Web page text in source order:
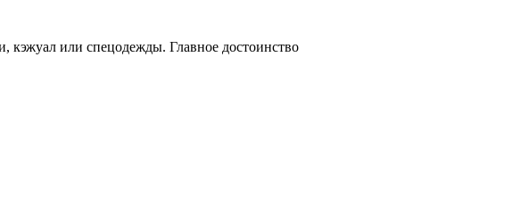
или спецодежды. Главное достоинство